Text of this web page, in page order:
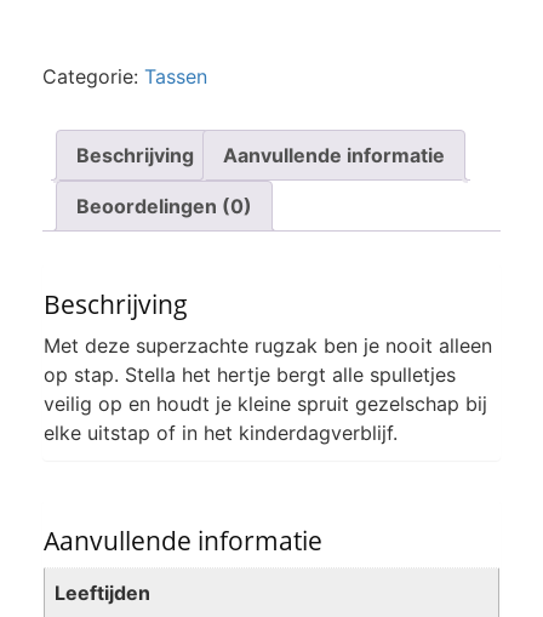
Categorie: Tassen
Beschrijving Aanvullende informatie
Beoordelingen (0)
Beschrijving
Met deze superzachte rugzak ben je nooit alleen
op stap. Stella het hertje bergt alle spulletjes
veilig op en houdt je kleine spruit gezelschap bij
elke uitstap of in het kinderdagverblijf.
Aanvullende informatie
Leeftijden